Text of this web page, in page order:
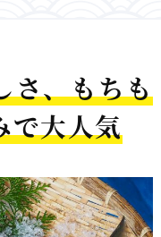
さ、もちも
で大人気